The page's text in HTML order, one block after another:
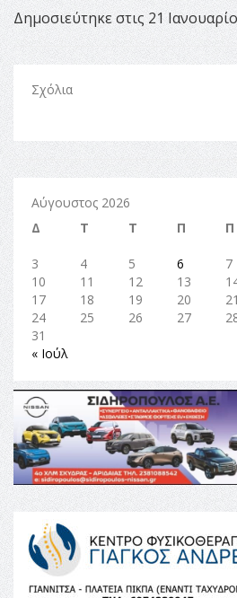
Δημοσιεύτηκε στις 21
Σχόλια
Αύγουστος 2026
Δ
Τ Τ Π Π
3
4 5 6 7
10
11 12 13
17
18 19 20 21
24
25 26 27
31
« Ιούλ